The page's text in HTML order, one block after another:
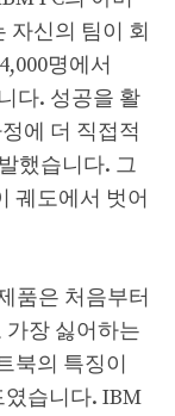
자신의 팀이 회
명에서
다. 성공을 활
에 더 직접적
했습니다. 그
궤도에서 벗어
품은 처음부터
장 싫어하는
북의 특징이
습니다. IBM